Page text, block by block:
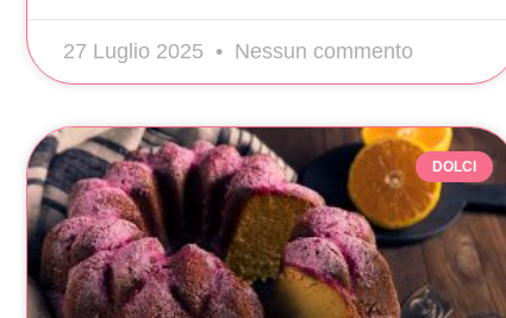
27 Luglio 2025 Nessun commento
DOLCI